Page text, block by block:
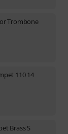
Trombone
110 14
Brass S